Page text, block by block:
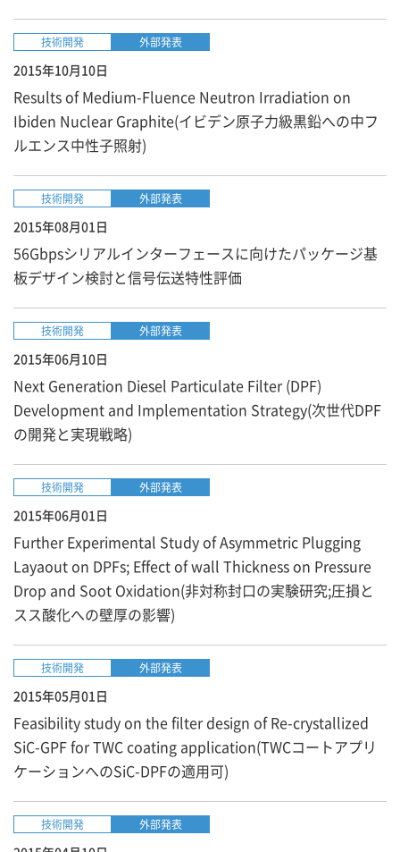
技術開発 外部発表
2015年10月10日
Results of Medium-Fluence Neutron Irradiation on
Ibiden Nuclear Graphite(イビデン原子力級黒鉛への中フ
ルエンス中性子照射)
技術開発 外部発表
2015年08月01日
56Gbpsシリアルインターフェースに向けたパッケージ基
板デザイン検討と信号伝送特性評価
技術開発 外部発表
2015年06月10日
Next Generation Diesel Particulate Filter (DPF)
Development and Implementation Strategy(次世代DPF
の開発と実現戦略)
技術開発 外部発表
2015年06月01日
Further Experimental Study of Asymmetric Plugging
Layaout on DPFs; Effect of wall Thickness on Pressure
Drop and Soot Oxidation(非対称封口の実験研究;圧損と
スス酸化への壁厚の影響)
技術開発 外部発表
2015年05月01日
Feasibility study on the filter design of Re-crystallized
SiC-GPF for TWC coating application(TWCコートアプリ
ケーションへのSiC-DPFの適用可)
技術開発 外部発表